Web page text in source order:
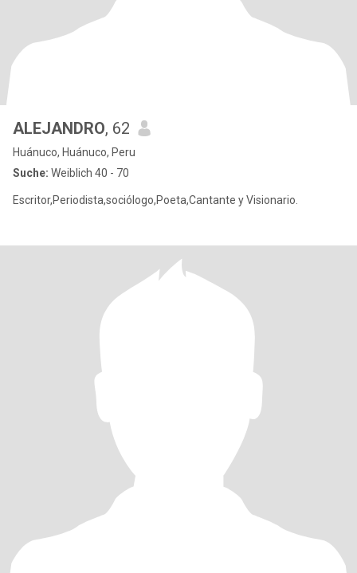
ALEJANDRO, 62
Huánuco, Huánuco, Peru
Suche: Weiblich 40 - 70
Escritor,Periodista,sociólogo,Poeta,Cantante y Visionario.